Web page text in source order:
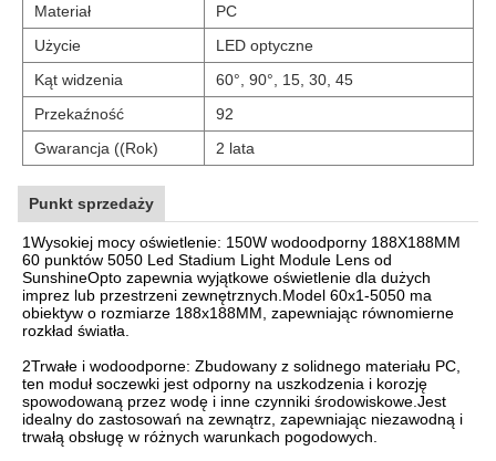
Materiał
PC
Użycie
LED optyczne
Kąt widzenia
60°, 90°, 15, 30, 45
Przekaźność
92
Gwarancja ((Rok)
2 lata
Punkt sprzedaży
1Wysokiej mocy oświetlenie: 150W wodoodporny 188X188MM
60 punktów 5050 Led Stadium Light Module Lens od
SunshineOpto zapewnia wyjątkowe oświetlenie dla dużych
imprez lub przestrzeni zewnętrznych.Model 60x1-5050 ma
obiektyw o rozmiarze 188x188MM, zapewniając równomierne
rozkład światła.
2Trwałe i wodoodporne: Zbudowany z solidnego materiału PC,
ten moduł soczewki jest odporny na uszkodzenia i korozję
spowodowaną przez wodę i inne czynniki środowiskowe.Jest
idealny do zastosowań na zewnątrz, zapewniając niezawodną i
trwałą obsługę w różnych warunkach pogodowych.